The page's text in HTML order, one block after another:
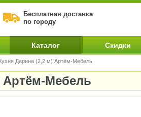
Бесплатная доставка
по городу
Каталог Скидки
Дарина (2,2 м) Артём-Мебель
Артём-Мебель